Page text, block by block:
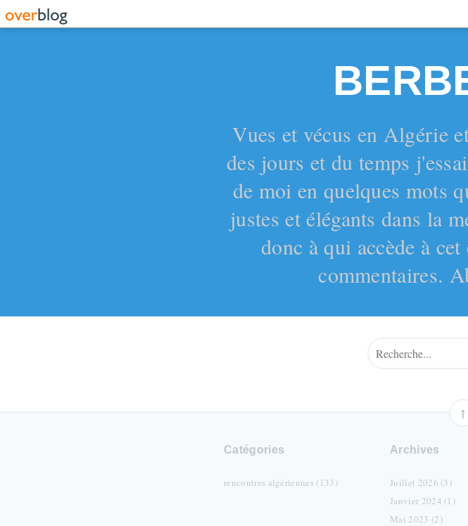
Vues et vécus en Algérie
des jours et du temps
de moi en quelques mots
justes et élégants dans la
donc à qui accède à cet
commentaires.
Catégories
rencontres algériennes (133)
Archives
Juillet 2026 (3)
Janvier 2024 (1)
Mai 2023 (2)